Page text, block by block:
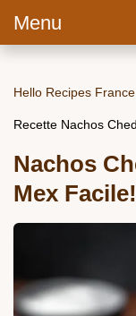
Menu
Hello Recipes France
Recette Nachos
Nachos
Mex Facile!